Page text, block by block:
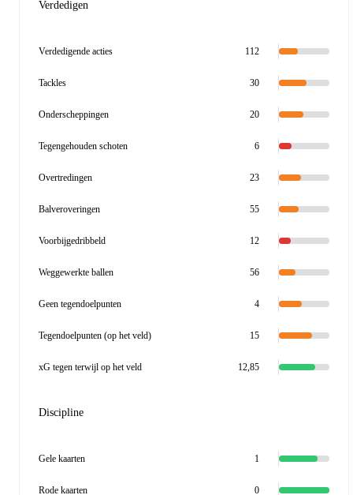
Verdedigen
Verdedigende acties 112
Tackles 30
Onderscheppingen 20
Tegengehouden schoten 6
Overtredingen 23
Balveroveringen 55
Voorbijgedribbeld 12
Weggewerkte ballen 56
Geen tegendoelpunten 4
Tegendoelpunten (op het veld) 15
xG tegen terwijl op het veld 12,85
Discipline
Gele kaarten 1
Rode kaarten 0